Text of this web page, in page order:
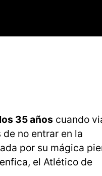
35 años cuando
no entrar en la
por su mágica
el Atlético de